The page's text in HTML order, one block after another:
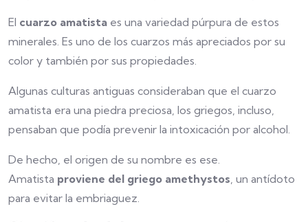
El cuarzo amatista es una variedad púrpura de estos
minerales. Es uno de los cuarzos más apreciados por su
color y también por sus propiedades.
Algunas culturas antiguas consideraban que el cuarzo
amatista era una piedra preciosa, los griegos, incluso,
pensaban que podía prevenir la intoxicación por alcohol.
De hecho, el origen de su nombre es ese.
Amatista proviene del griego amethystos, un antídoto
para evitar la embriaguez.